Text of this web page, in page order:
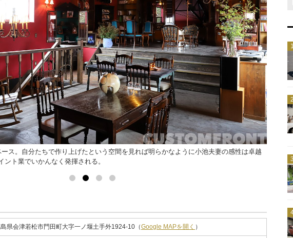
ス。自分たちで作り上げたという空間を見れば明らかなように小池夫妻の感性は卓越
ント業でいかんなく発揮される。
しても
県会津若松市門田町大字一ノ堰土手外1924-10（Google MAPを開く ）